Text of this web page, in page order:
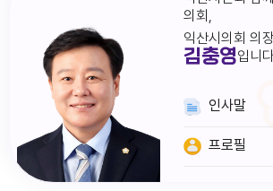
의회,
익산시의회 의
김충영입니
인사말
프로필
다다익산(2026.1월호) 의회편